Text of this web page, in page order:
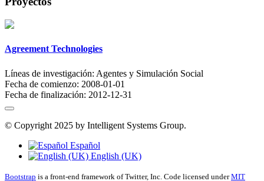
Agreement Technologies
Líneas de investigación: Agentes y Simulación Social
Fecha de comienzo: 2008-01-01
Fecha de finalización: 2012-12-31
© Copyright 2025 by Intelligent Systems Group.
Español
English (UK)
Bootstrap is a front-end framework of Twitter, Inc. Code licensed underMIT